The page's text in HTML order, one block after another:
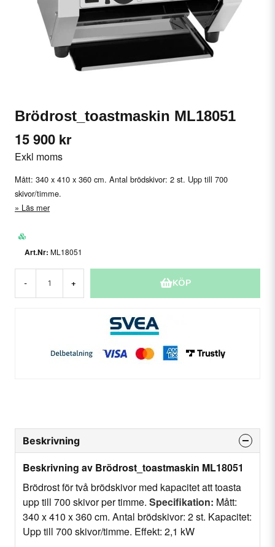
Brödrost_toastmaskin ML18051
15 900 kr
Exkl moms
Mått: 340 x 410 x 360 cm. Antal brödskivor: 2 st. Upp till 700
skivor/timme.
Läs mer
ML18051
- + KÖP
Beskrivning
Beskrivning av Brödrost_toastmaskin ML18051
Brödrost för två brödskivor med kapacitet att toasta
upp till 700 skivor per timme. Specifikation: Mått:
340 x 410 x 360 cm. Antal brödskivor: 2 st. Kapacitet:
Upp till 700 skivor/timme. Effekt: 2,1 kW